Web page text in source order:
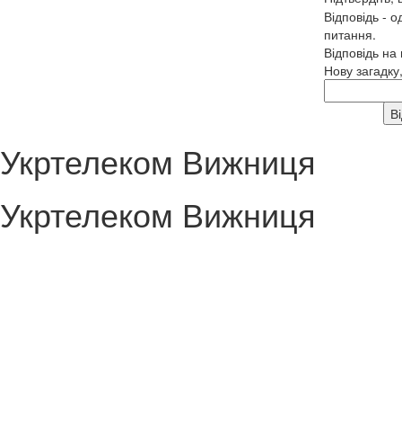
Відповідь -
питання.
Відповідь
Нову
Укртелеком Вижниця
Укртелеком Вижниця